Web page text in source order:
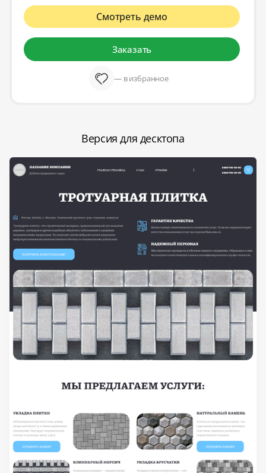
Смотреть демо
Заказать
— в избранное
Версия для десктопа